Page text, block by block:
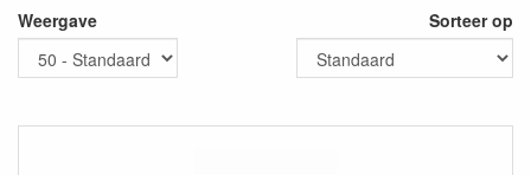
Weergave
Sorteer op